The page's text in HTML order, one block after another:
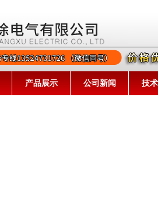
产品展示 公司新闻 技